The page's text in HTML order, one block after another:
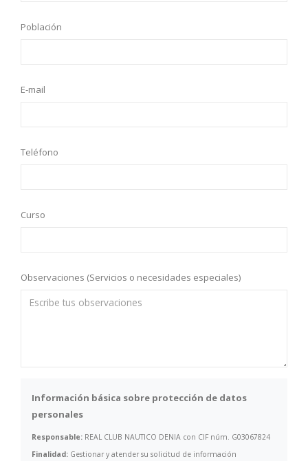
Población
E-mail
Teléfono
Curso
Observaciones (Servicios o necesidades especiales)
Información básica sobre protección de datos
personales
Responsable: REAL CLUB NAUTICO DENIA con CIF núm. G03067824
Finalidad: Gestionar y atender su solicitud de información